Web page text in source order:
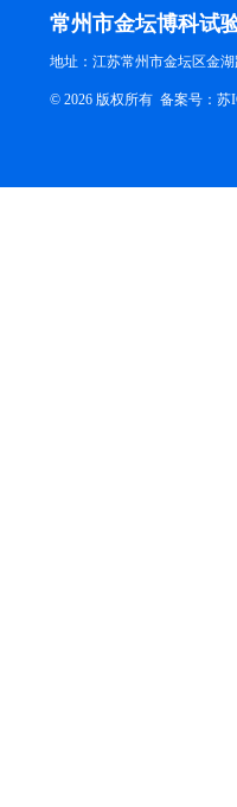
联系我们
常州市金坛博科试
地址：江苏常州市金坛区金湖
© 2026 版权所有 备案号： 苏